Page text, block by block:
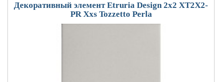
Декоративный элемент Etruria Design 2x2 XT2X2-
PR Xxs Tozzetto Perla